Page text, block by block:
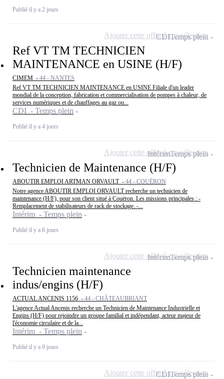
Publié il y a 2 jours
Ref VT TM TECHNICIEN
MAINTENANCE en USINE (H/F)
CIMEM - 44 - NANTES
Ref VT TM TECHNICIEN MAINTENANCE en USINE Filiale d'un leader
mondial de la conception, fabrication et commercialisation de pompes à chaleur, de
services numériques et de chauffages au gaz ou...
CDI - Temps plein
Publié il y a 4 jours
CDITemps plein
Ajouter cette offre à ma sélection
Technicien de Maintenance (H/F)
ABOUTIR EMPLOI ARTMAN ORVAULT - 44 - COUËRON
Notre agence ABOUTIR EMPLOI ORVAULT recherche un technicien de
maintenance (H/F), pour son client situé à Couëron. Les missions principales : -
Remplacement de stabilisateurs de rack de stockage. -...
Intérim - Temps plein
Publié il y a 6 jours
IntérimTemps plein
Ajouter cette offre à ma sélection
Technicien maintenance
indus/engins (H/F)
ACTUAL ANCENIS 1156 - 44 - CHÂTEAUBRIANT
L'agence Actual Ancenis recherche un Technicien de Maintenance Industrielle et
Engins (H/F) pour rejoindre un groupe familial et indépendant, acteur majeur de
l'économie circulaire et de la...
Intérim - Temps plein
Publié il y a 9 jours
IntérimTemps plein
Ajouter cette offre à ma sélection
CDITemps plein
Ajouter cette offre à ma sélection